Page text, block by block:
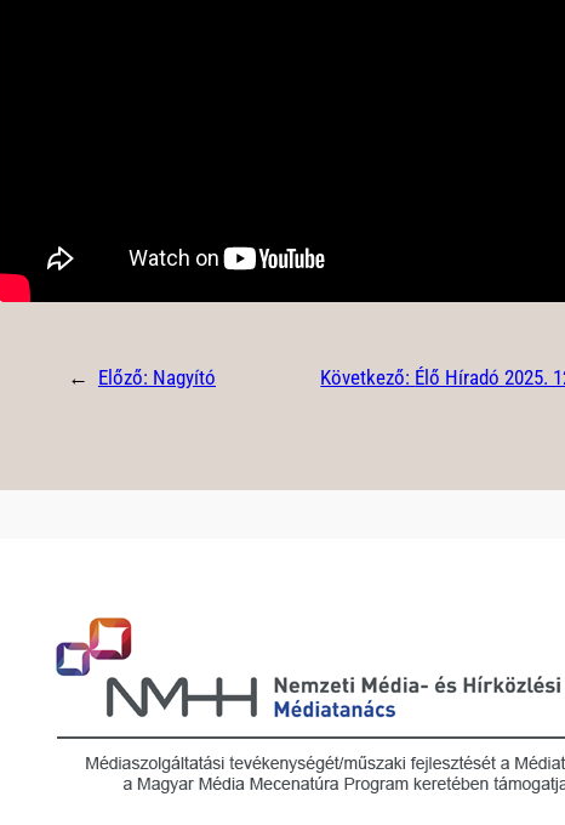
← Előző: Nagyító Következő: Élő Híradó 2025.